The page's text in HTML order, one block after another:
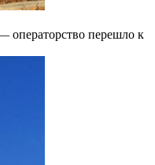
перешло к